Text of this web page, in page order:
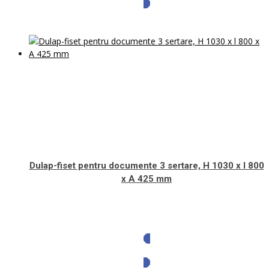
Dulap-fiset pentru documente 3 sertare, H 1030 x l 800
x A 425 mm